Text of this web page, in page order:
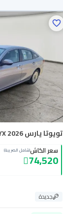
تويوتا يارس YX 2026
سعر الكاش(شامل الضريبة)
74,520
جديدة